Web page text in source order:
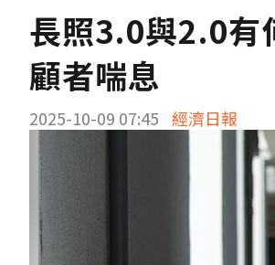
長照3.0與2.0有
顧者喘息
2025-10-09 07:45 經濟日報